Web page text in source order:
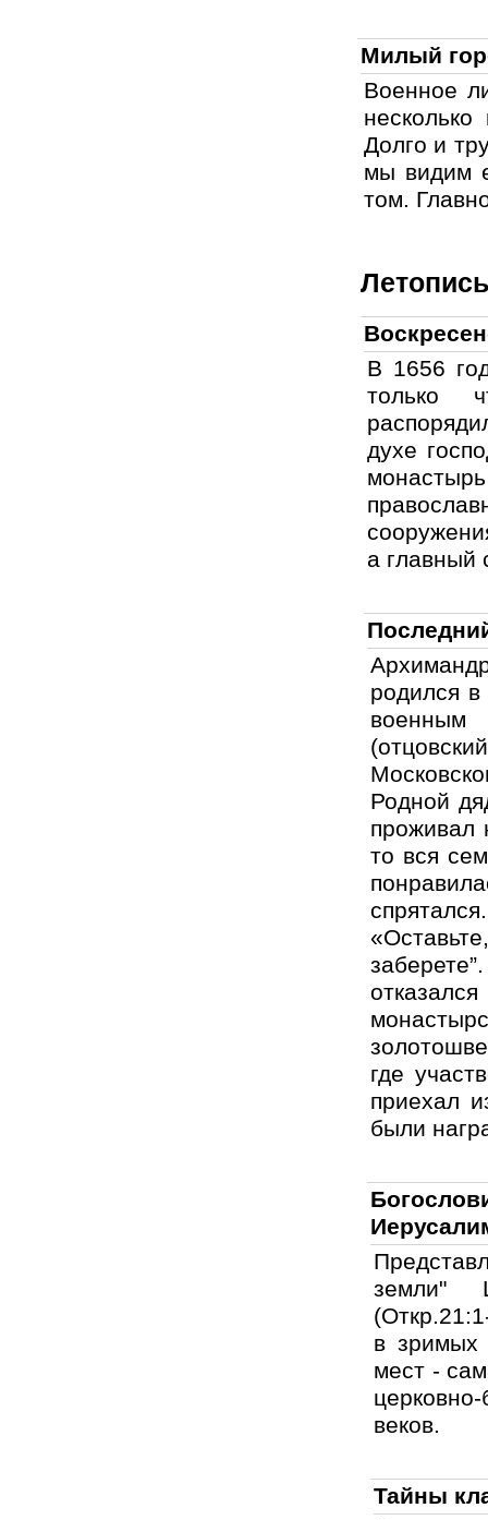
Милый
Военное
Долго и
мы видим
том.
В 1656
только
духе
а главный
родился в
военным
Родной
проживал
то вся
где
приехал
были
земли"
в зримых
мест -
веков.
Тайны